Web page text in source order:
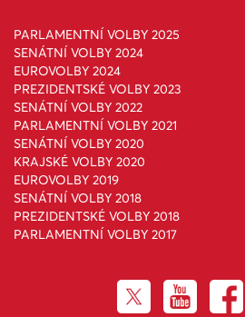
PARLAMENTNÍ VOLBY 2025
SENÁTNÍ VOLBY 2024
EUROVOLBY 2024
PREZIDENTSKÉ VOLBY 2023
SENÁTNÍ VOLBY 2022
PARLAMENTNÍ VOLBY 2021
SENÁTNÍ VOLBY 2020
KRAJSKÉ VOLBY 2020
EUROVOLBY 2019
SENÁTNÍ VOLBY 2018
PREZIDENTSKÉ VOLBY 2018
PARLAMENTNÍ VOLBY 2017